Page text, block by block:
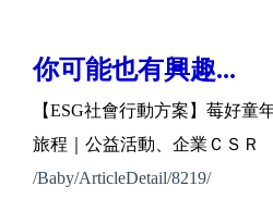
你可能也有興趣...
【ESG社會行動方案】莓好童
旅程｜公益活動、企業ＣＳＲ
/Baby/ArticleDetail/8219/